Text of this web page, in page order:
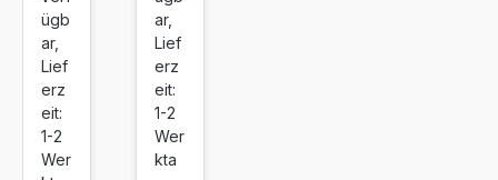
L
ügb
ar,
Lief
erz
eit:
1-2
Wer
rer
pa
ck
CM
YK
ar,
Lief
erz
eit:
1-2
Wer
kta